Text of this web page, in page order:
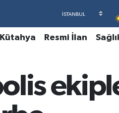
Kütahya Resmi İlan